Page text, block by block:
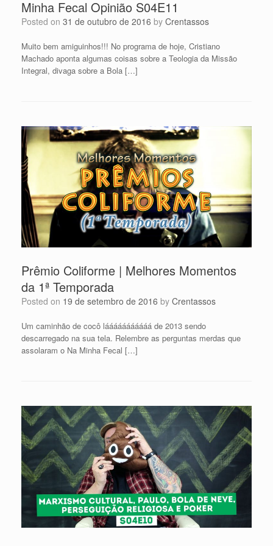
Minha Fecal Opinião S04E11
Posted on 31 de outubro de 2016 by Crentassos
Muito bem amiguinhos!!! No programa de hoje, Cristiano
Machado aponta algumas coisas sobre a Teologia da Missão
Integral, divaga sobre a Bola […]
Prêmio Coliforme | Melhores Momentos
da 1ª Temporada
Posted on 19 de setembro de 2016 by Crentassos
Um caminhão de cocô lááááááááááá de 2013 sendo
descarregado na sua tela. Relembre as perguntas merdas que
assolaram o Na Minha Fecal […]